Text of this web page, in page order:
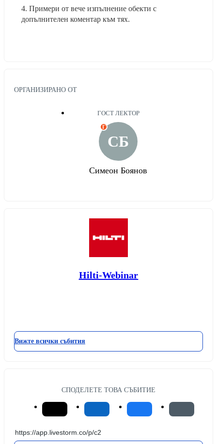
4. Примери от вече изпълнение обекти с
допълнителен коментар към тях.
ОРГАНИЗИРАНО ОТ
ГОСТ ЛЕКТОР
СБ
Г
Симеон Боянов
Hilti-Webinar
Вижте всички събития
СПОДЕЛЕТЕ ТОВА СЪБИТИЕ